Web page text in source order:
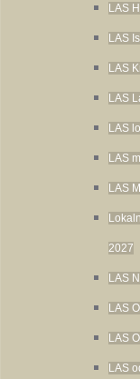
LAS
LAS
LAS
LAS
LAS
LAS
LAS
2027
LAS
LAS
LAS
LAS